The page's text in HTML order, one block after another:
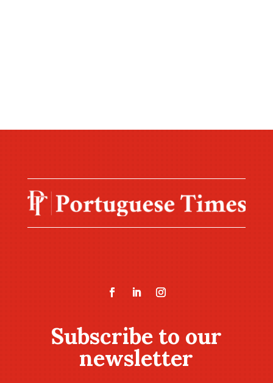
Subscribe to our
newsletter